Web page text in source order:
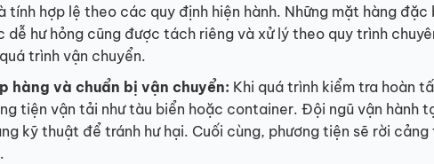
tính hợp lệ theo các quy định hiện hành. Những mặt hàng đặc
dễ hư hỏng cũng được tách riêng và xử lý theo quy trình
trình vận chuyển.
hàng và chuẩn bị vận chuyển: Khi quá trình kiểm tra hoàn
tiện vận tải như tàu biển hoặc container. Đội ngũ vận hành
kỹ thuật để tránh hư hại. Cuối cùng, phương tiện sẽ rời